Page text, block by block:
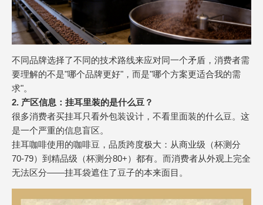
不同品牌选择了不同的技术路线来应对同一个矛盾，消费者需
要理解的不是"哪个品牌更好"，而是"哪个方案更适合我的需
求"。
2. 产区信息：挂耳里装的是什么豆？
很多消费者买挂耳只看外包装设计，不看里面装的什么豆。这
是一个严重的信息盲区。
挂耳咖啡使用的咖啡豆，品质跨度极大：从商业级（杯测分
70-79）到精品级（杯测分80+）都有。而消费者从外观上完全
无法区分——挂耳袋遮住了豆子的本来面目。